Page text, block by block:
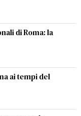
di Roma: la
ai tempi del